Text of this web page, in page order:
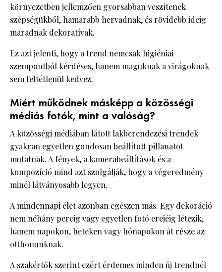
környezetben jellemzően gyorsabban veszítenek
szépségükből, hamarabb hervadnak, és rövidebb ideig
maradnak dekoratívak.
Ez azt jelenti, hogy a trend nemcsak higiéniai
szempontból kérdéses, hanem maguknak a virágoknak
sem feltétlenül kedvez.
Miért működnek másképp a közösségi
médiás fotók, mint a valóság?
A közösségi médiában látott lakberendezési trendek
gyakran egyetlen gondosan beállított pillanatot
mutatnak. A fények, a kamerabeállítások és a
kompozíció mind azt szolgálják, hogy a végeredmény
minél látványosabb legyen.
A mindennapi élet azonban egészen más. Egy dekoráció
nem néhány percig vagy egyetlen fotó erejéig létezik,
hanem napokon, heteken vagy hónapokon át része az
otthonunknak.
A szakértők szerint ezért érdemes minden új trendnél